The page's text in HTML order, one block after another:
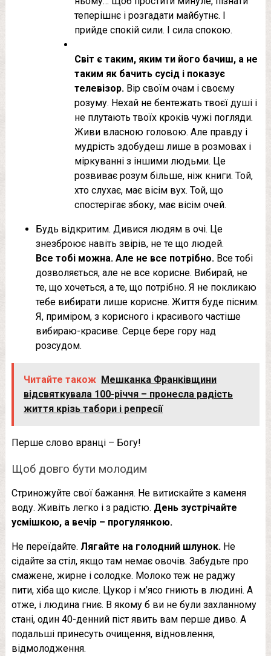
теперішнє і розгадати майбутнє. І
прийде спокій сили. І сила спокою.
Світ є таким, яким ти його бачиш, а не
таким як бачить сусід і показує
телевізор.Вір своїм очам і своєму
розуму. Нехай не бентежать твоєї душі і
не плутають твоїх кроків чужі погляди.
Живи власною головою. Але правду і
мудрість здобудеш лише в розмовах і
міркуванні з іншими людьми. Це
розвиває розум більше, ніж книги. Той,
хто слухає, має вісім вух. Той, що
спостерігає збоку, має вісім очей.
Будь відкритим. Дивися людям в очі. Це
знезброює навіть звірів, не те що людей.
Все тобі можна. Але не все потрібно.Все тобі
дозволяється, але не все корисне. Вибирай, не
те, що хочеться, а те, що потрібно. Я не покликаю
тебе вибирати лише корисне. Життя буде пісним.
Я, приміром, з корисного і красивого частіше
вибираю-красиве. Серце бере гору над
розсудом.
Читайте також Мешканка Франківщини
відсвяткувала 100-річчя – пронесла радість
життя крізь табори і репресії
Перше слово вранці – Богу!
Щоб довго бути молодим
Стриножуйте свої бажання. Не витискайте з каменя
воду. Живіть легко і з радістю. День зустрічайте
усмішкою, а вечір – прогулянкою.
Не переїдайте. Лягайте на голодний шлунок.Не
сідайте за стіл, якщо там немає овочів. Забудьте про
смажене, жирне і солодке. Молоко теж не раджу
пити, хіба що кисле. Цукор і м’ясо гниють в людині. А
отже, і людина гниє. В якому б ви не були захланному
стані, один 40-денний піст явить вам перше диво. А
подальші принесуть очищення, відновлення,
відмолодження.